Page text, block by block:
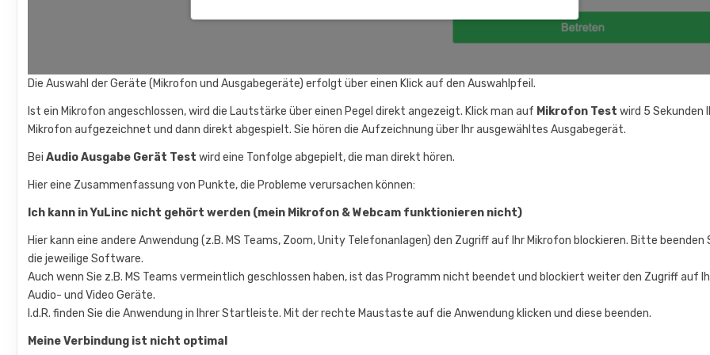
Die Auswahl der Geräte (Mikrofon und Ausgabegeräte) erfolgt über einen Klick auf den Auswahlpfeil.
Ist ein Mikrofon angeschlossen, wird die Lautstärke über einen Pegel direkt angezeigt. Klick man auf Mikrofon Test wird 5 Sekunden
Mikrofon aufgezeichnet und dann direkt abgespielt. Sie hören die Aufzeichnung über Ihr ausgewähltes Ausgabegerät.
BeiAudio Ausgabe Gerät Test wird eine Tonfolge abgepielt, die man direkt hören.
Hier eine Zusammenfassung von Punkte, die Probleme verursachen können:
Ich kann in YuLinc nicht gehört werden (mein Mikrofon & Webcam funktionieren nicht)
Hier kann eine andere Anwendung (z.B. MS Teams, Zoom, Unity Telefonanlagen) den Zugriff auf Ihr Mikrofon blockieren. Bitte beenden
die jeweilige Software.
Auch wenn Sie z.B. MS Teams vermeintlich geschlossen haben, ist das Programm nicht beendet und blockiert weiter den Zugriff auf
Audio- und Video Geräte.
I.d.R. finden Sie die Anwendung in Ihrer Startleiste. Mit der rechte Maustaste auf die Anwendung klicken und diese beenden.
Meine Verbindung ist nicht optimal